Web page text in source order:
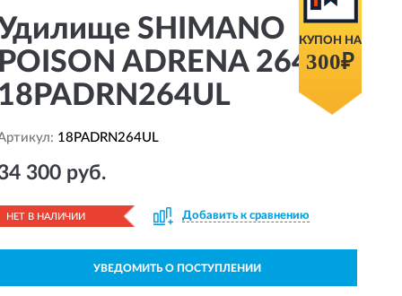
КУПОН НА
300₽
SHIMANO
ADRENA 264UL
18PADRN264UL
300 руб.
НЕТ В НАЛИЧИИ Добавить к сравнению
УВЕДОМИТЬ О ПОСТУПЛЕНИИ